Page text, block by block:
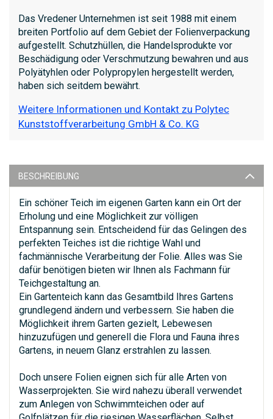
Das Vredener Unternehmen ist seit 1988 mit einem
breiten Portfolio auf dem Gebiet der Folienverpackung
aufgestellt. Schutzhüllen, die Handelsprodukte vor
Beschädigung oder Verschmutzung bewahren und aus
Polyätyhlen oder Polypropylen hergestellt werden,
haben sich seitdem bewährt.
Weitere Informationen und Kontakt zu Polytec
Kunststoffverarbeitung GmbH & Co. KG
BESCHREIBUNG
Ein schöner Teich im eigenen Garten kann ein Ort der
Erholung und eine Möglichkeit zur völligen
Entspannung sein. Entscheidend für das Gelingen des
perfekten Teiches ist die richtige Wahl und
fachmännische Verarbeitung der Folie. Alles was Sie
dafür benötigen bieten wir Ihnen als Fachmann für
Teichgestaltung an.
Ein Gartenteich kann das Gesamtbild Ihres Gartens
grundlegend ändern und verbessern. Sie haben die
Möglichkeit ihrem Garten gezielt, Lebewesen
hinzuzufügen und generell die Flora und Fauna ihres
Gartens, in neuem Glanz erstrahlen zu lassen.
Doch unsere Folien eignen sich für alle Arten von
Wasserprojekten. Sie wird nahezu überall verwendet
zum Anlegen von Schwimmteichen oder auf